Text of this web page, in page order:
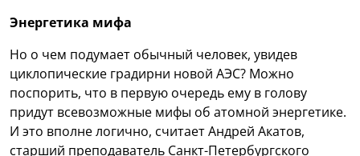
Энергетика мифа
Но о чем подумает обычный человек, увидев
циклопические градирни новой АЭС? Можно
поспорить, что в первую очередь ему в голову
придут всевозможные мифы об атомной энергетике.
И это вполне логично, считает Андрей Акатов,
старший преподаватель Санкт-Петербургского